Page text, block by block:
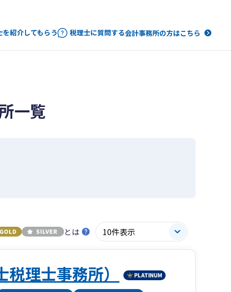
を紹介してもらう 税理士に質問する会計事務所の方はこちら
一覧
とは
理士事務所）